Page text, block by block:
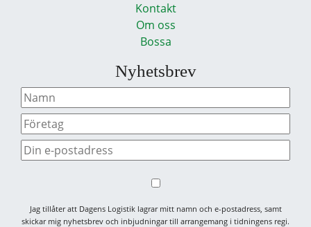
Kontakt
Om oss
Bossa
Nyhetsbrev
Jag tillåter att Dagens Logistik lagrar mitt namn och e-postadress, samt
skickar mig nyhetsbrev och inbjudningar till arrangemang i tidningens regi.